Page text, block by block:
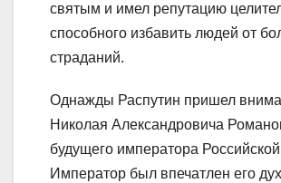
святым и имел репутацию
способного избавить людей от
страданий.
Однажды Распутин пришел
Николая Александровича
будущего императора
Император был впечатлен его